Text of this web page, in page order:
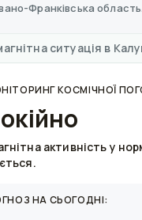
бурі в Калуші—
Франківська область
ситуація в
КОСМІЧНОЇ
активність у
НА СЬОГОДНІ: